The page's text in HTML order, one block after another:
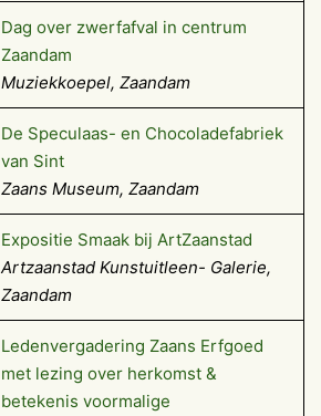
Dag over zwerfafval in centrum
Zaandam
Muziekkoepel, Zaandam
De Speculaas- en Chocoladefabriek
van Sint
Zaans Museum, Zaandam
Expositie Smaak bij ArtZaanstad
Artzaanstad Kunstuitleen- Galerie,
Zaandam
Ledenvergadering Zaans Erfgoed
met lezing over herkomst &
betekenis voormalige